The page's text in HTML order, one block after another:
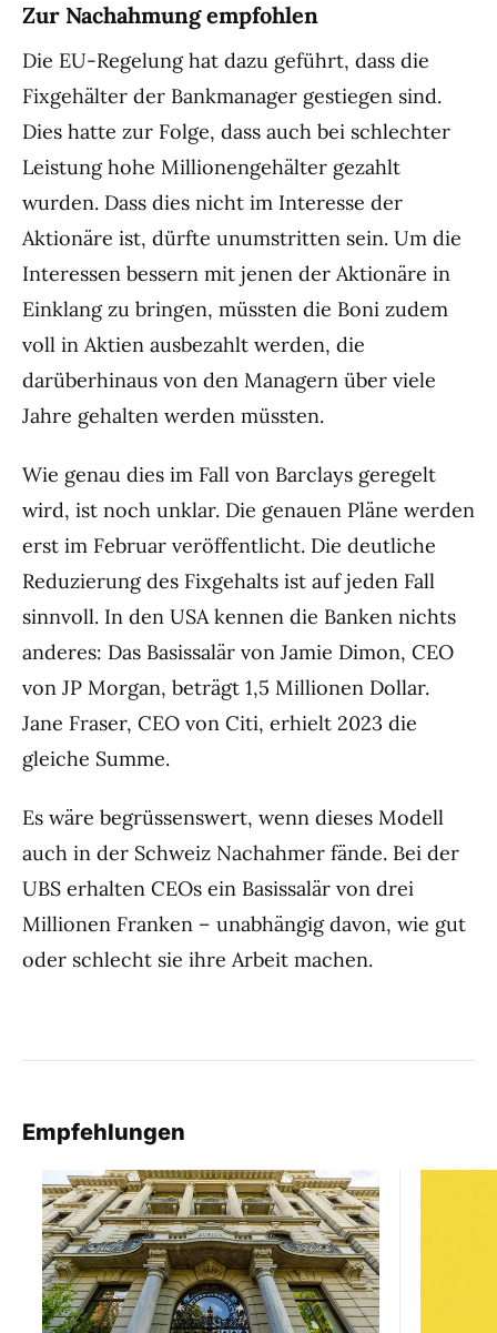
Zur Nachahmung empfohlen
Die EU-Regelung hat dazu geführt, dass die
Fixgehälter der Bankmanager gestiegen sind.
Dies hatte zur Folge, dass auch bei schlechter
Leistung hohe Millionengehälter gezahlt
wurden. Dass dies nicht im Interesse der
Aktionäre ist, dürfte unumstritten sein. Um die
Interessen bessern mit jenen der Aktionäre in
Einklang zu bringen, müssten die Boni zudem
voll in Aktien ausbezahlt werden, die
darüberhinaus von den Managern über viele
Jahre gehalten werden müssten.
Wie genau dies im Fall von Barclays geregelt
wird, ist noch unklar. Die genauen Pläne werden
erst im Februar veröffentlicht. Die deutliche
Reduzierung des Fixgehalts ist auf jeden Fall
sinnvoll. In den USA kennen die Banken nichts
anderes: Das Basissalär von Jamie Dimon, CEO
von JP Morgan, beträgt 1,5 Millionen Dollar.
Jane Fraser, CEO von Citi, erhielt 2023 die
gleiche Summe.
Es wäre begrüssenswert, wenn dieses Modell
auch in der Schweiz Nachahmer fände. Bei der
UBS erhalten CEOs ein Basissalär von drei
Millionen Franken – unabhängig davon, wie gut
oder schlecht sie ihre Arbeit machen.
Empfehlungen